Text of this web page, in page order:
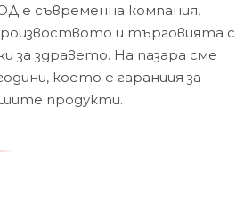
е съвременна компания,
и търговията с
за здравето. На пазара сме
което е гаранция за
продукти.